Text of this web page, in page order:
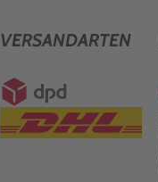
VERSANDARTEN